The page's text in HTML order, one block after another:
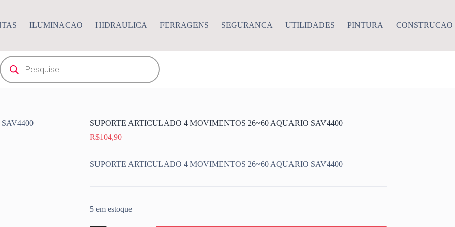
ILUMINACAO HIDRAULICA FERRAGENS SEGURANCA UTILIDADES PINTURA CONSTRUCAO
Pesquisar
produtos
SUPORTE ARTICULADO 4 MOVIMENTOS 26~60 AQUARIO SAV4400
R$104,90
SUPORTE ARTICULADO 4 MOVIMENTOS 26~60 AQUARIO SAV4400
5 em estoque